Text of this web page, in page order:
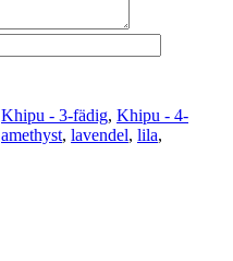
Khipu - 3-fädig, Khipu - 4-
amethyst, lavendel, lila,